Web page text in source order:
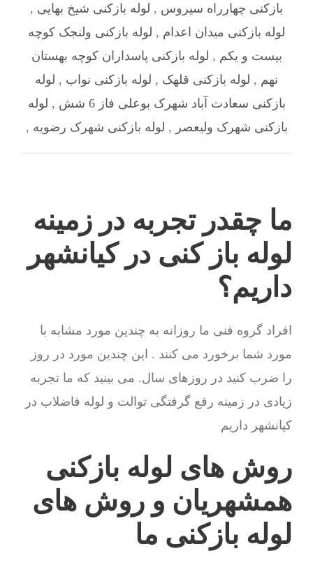
بازکنی چهارراه سیروس , لوله بازکنی شیخ بهایی ,
لوله بازکنی میدان اعدام , لوله بازکنی ولنجک کوچه
بیست و یکم , لوله بازکنی پاسداران کوچه بهستان
نهم , لوله بازکنی قلهک , لوله بازکنی نواب , لوله
بازکنی سعادت آباد شهرک بوعلی فاز 6 شش
, لوله
بازکنی شهرک ولیعصر , لوله بازکنی شهرک رضویه ,
ما چقدر تجربه در زمینه
لوله باز کنی در کیانشهر
داریم؟
افراد گروه فنی ما روزانه به چندین مورد مشابه با
مورد شما برخورد می کنند . این چندین مورد در روز
را ضرب کنید در روزهای سال. می بینید که ما تجربه
زیادی در زمینه رفع گرفتگی توالت و لوله فاضلاب در
کیانشهر داریم
روش های لوله بازکنی
همشهریان و روش های
لوله بازکنی ما